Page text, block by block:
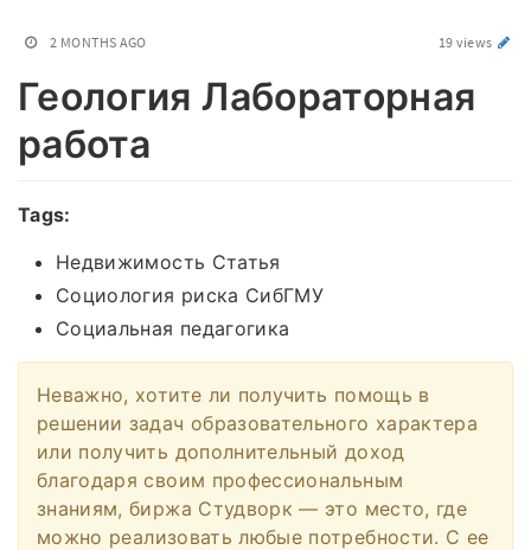
2 MONTHS AGO 19 views
Геология Лабораторная
работа
Tags:
Недвижимость Статья
Социология риска СибГМУ
Социальная педагогика
Неважно, хотите ли получить помощь в
решении задач образовательного характера
или получить дополнительный доход
благодаря своим профессиональным
знаниям, биржа Студворк — это место, где
можно реализовать любые потребности. С ее